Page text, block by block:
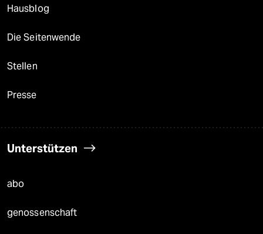
Hausblog
Die Seitenwende
Stellen
Presse
Unterstützen
abo
genossenschaft